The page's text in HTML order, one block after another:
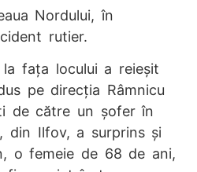
Nordului, în
rutier.
fața locului a reieșit
pe direcția Râmnicu
de către un șofer în
din Ilfov, a surprins și
o femeie de 68 de ani,